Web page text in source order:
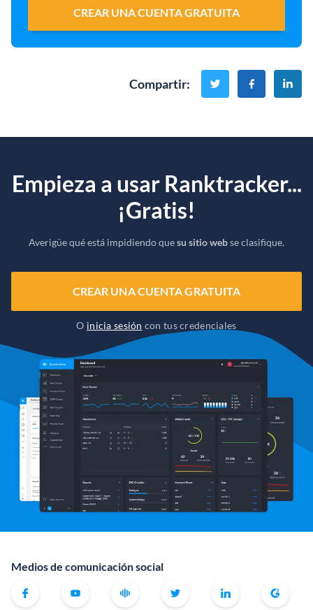
CREAR UNA CUENTA GRATUITA
Compartir:
Empieza a usar Ranktracker...
¡Gratis!
Averigüe qué está impidiendo quesu sitio webse clasifique.
CREAR UNA CUENTA GRATUITA
O inicia sesión con tus credenciales
Medios de comunicación social